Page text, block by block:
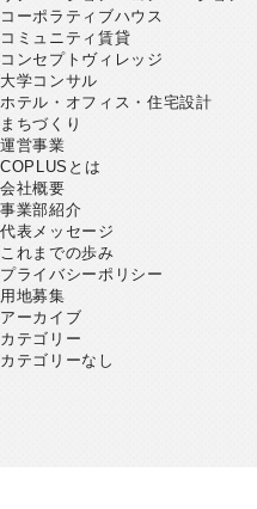
コーポラティブハウス
コミュニティ賃貸
コンセプトヴィレッジ
大学コンサル
ホテル・オフィス・住宅設計
まちづくり
運営事業
COPLUSとは
会社概要
事業部紹介
代表メッセージ
これまでの歩み
プライバシーポリシー
用地募集
アーカイブ
カテゴリー
カテゴリーなし